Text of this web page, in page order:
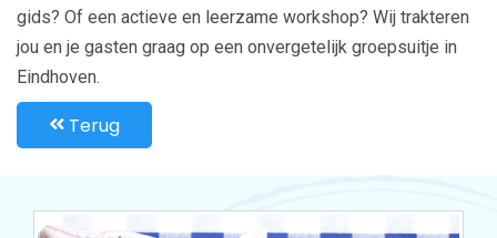
gids? Of een actieve en leerzame workshop? Wij trakteren
jou en je gasten graag op een onvergetelijk groepsuitje in
Eindhoven.
Terug